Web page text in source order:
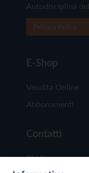
Autodisciplina
E-Shop
Vendita Online
Abbonamenti
Contatti
Chi Siamo